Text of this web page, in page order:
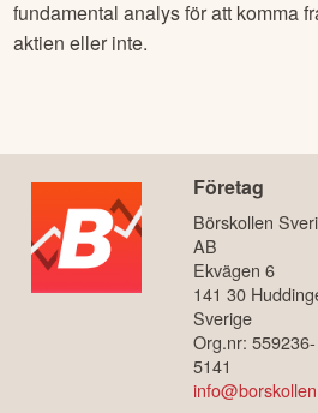
fundamental analys för att komma
aktien eller inte.
Företag
Börskollen
AB
Ekvägen 6
141 30
Sverige
Org.nr: 559236-
5141